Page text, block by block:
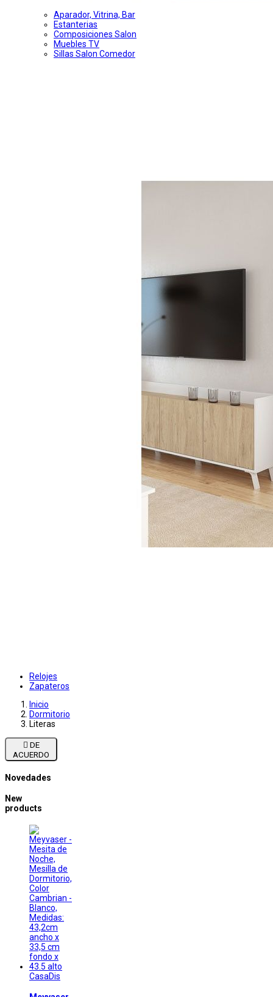
Aparador, Vitrina, Bar
Estanterias
Composiciones Salon
Muebles TV
Sillas Salon Comedor
Relojes
Zapateros
Inicio
Dormitorio
Literas

ACUERDO
Novedades
New
products
CasaDis